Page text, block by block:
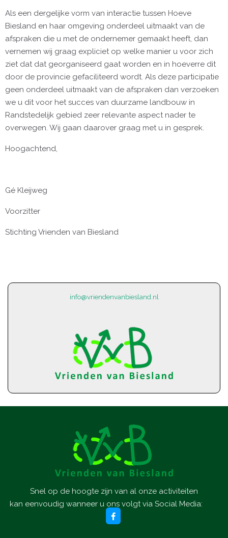
info@vriendenvanbiesland.nl
Als een dergelijke vorm van interactie tussen Hoeve
Biesland en haar omgeving onderdeel uitmaakt van de
afspraken die u met de ondernemer gemaakt heeft, dan
vernemen wij graag expliciet op welke manier u voor zich
ziet dat dat georganiseerd gaat worden en in hoeverre dit
door de provincie gefaciliteerd wordt. Als deze participatie
geen onderdeel uitmaakt van de afspraken dan verzoeken
we u dit voor het succes van duurzame landbouw in
Randstedelijk gebied zeer relevante aspect nader te
overwegen. Wij gaan daarover graag met u in gesprek.
Hoogachtend,
Gé Kleijweg
Voorzitter
Stichting Vrienden van Biesland
Snel op de hoogte zijn van al onze activiteiten
kan eenvoudig wanneer u ons volgt via Social Media: